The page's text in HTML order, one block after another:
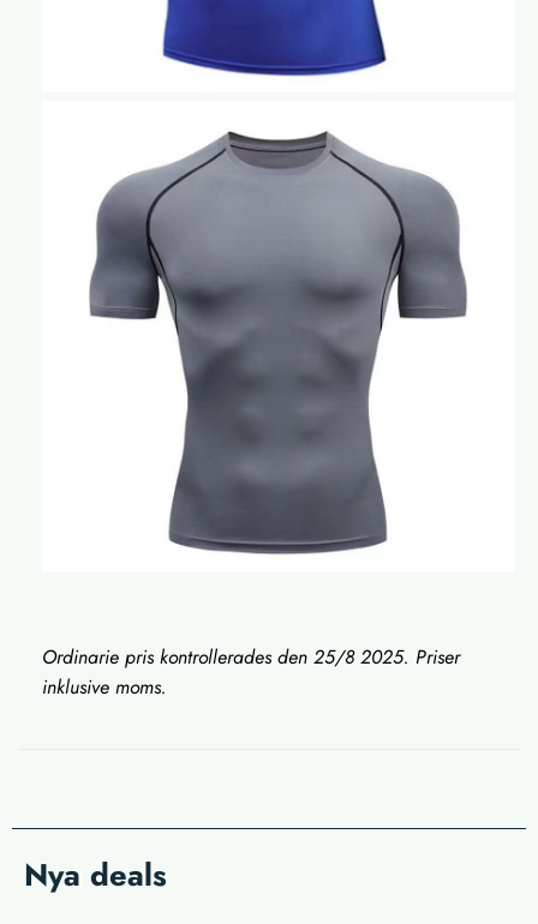
Ordinarie pris kontrollerades den 25/8 2025. Priser
inklusive moms.
Nya deals